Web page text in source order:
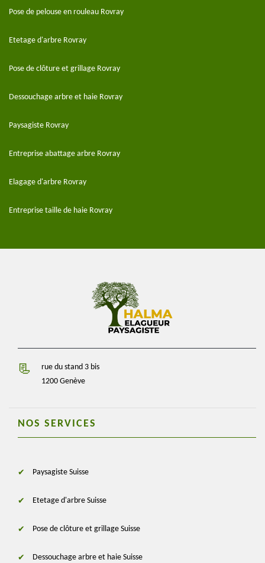
Pose de pelouse en rouleau Rovray
Etetage d'arbre Rovray
Pose de clôture et grillage Rovray
Dessouchage arbre et haie Rovray
Paysagiste Rovray
Entreprise abattage arbre Rovray
Elagage d'arbre Rovray
Entreprise taille de haie Rovray
rue du stand 3 bis
1200 Genève
NOS SERVICES
Paysagiste Suisse
Etetage d'arbre Suisse
Pose de clôture et grillage Suisse
Dessouchage arbre et haie Suisse